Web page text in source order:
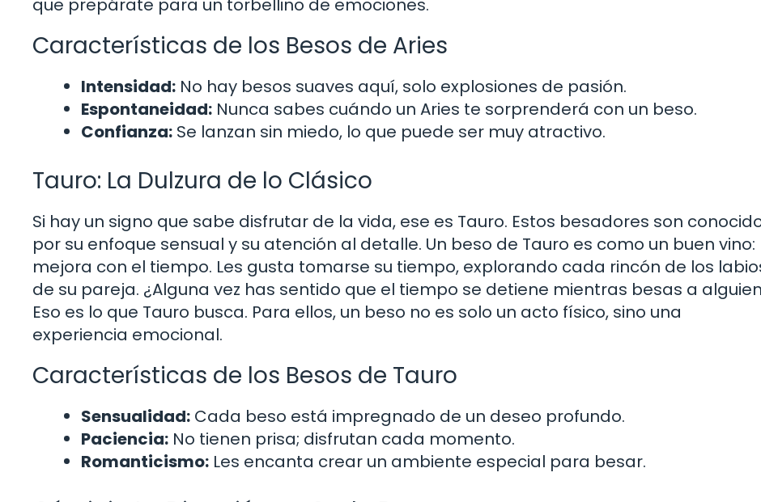
que prepárate para un torbellino de emociones.
Características de los Besos de Aries
Intensidad: No hay besos suaves aquí, solo explosiones de pasión.
Espontaneidad: Nunca sabes cuándo un Aries te sorprenderá con un beso.
Confianza: Se lanzan sin miedo, lo que puede ser muy atractivo.
Tauro: La Dulzura de lo Clásico
Si hay un signo que sabe disfrutar de la vida, ese es Tauro. Estos besadores son
por su enfoque sensual y su atención al detalle. Un beso de Tauro es como un buen vino:
mejora con el tiempo. Les gusta tomarse su tiempo, explorando cada rincón de los
de su pareja. ¿Alguna vez has sentido que el tiempo se detiene mientras besas a
Eso es lo que Tauro busca. Para ellos, un beso no es solo un acto físico, sino una
experiencia emocional.
Características de los Besos de Tauro
Sensualidad: Cada beso está impregnado de un deseo profundo.
Paciencia: No tienen prisa; disfrutan cada momento.
Romanticismo: Les encanta crear un ambiente especial para besar.